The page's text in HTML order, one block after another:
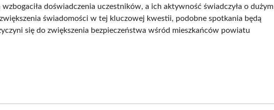
doświadczenia uczestników, a ich aktywność świadczyła o dużym
świadomości w tej kluczowej kwestii, podobne spotkania będą
się do zwiększenia bezpieczeństwa wśród mieszkańców powiatu